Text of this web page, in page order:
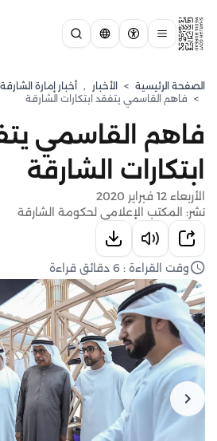
الصفحة الرئيسية > الأخبار , أخبار إمارة الشارقة
> فاهم القاسمي يتفقد ابتكارات الشارقة
فاهم القاسمي
ابتكارات الشارقة
الأربعاء 12 فبراير 2020
نشر: المكتب الإعلامي لحكومة الشارقة
وقت القراءة : 6 دقائق قراءة